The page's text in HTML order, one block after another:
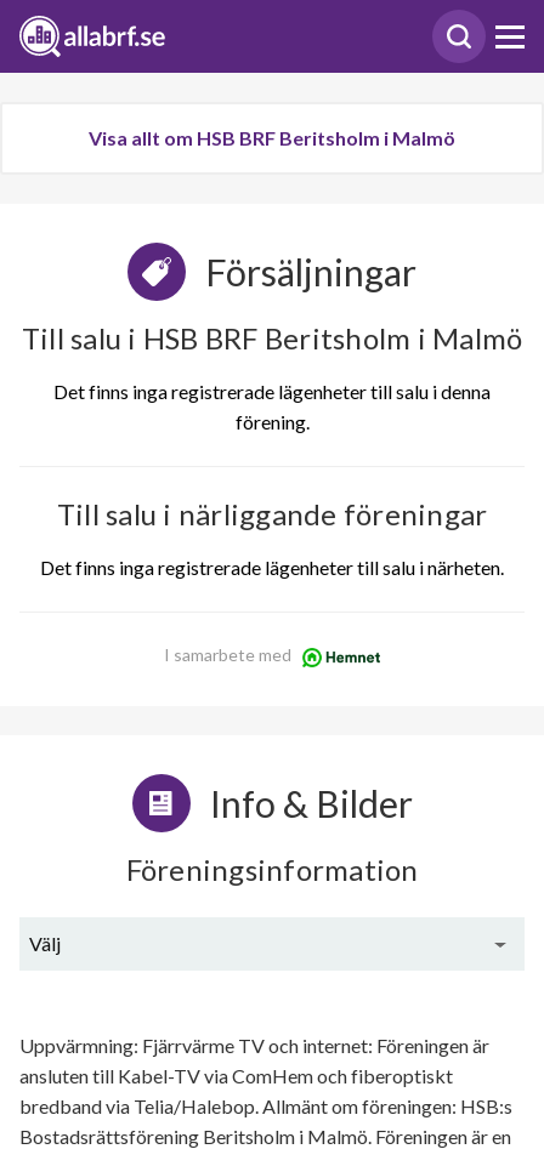
Visa allt om HSB BRF Beritsholm i Malmö
Försäljningar
Till salu i HSB BRF Beritsholm i Malmö
Det finns inga registrerade lägenheter till salu i denna
förening.
Till salu i närliggande föreningar
Det finns inga registrerade lägenheter till salu i närheten.
I samarbete med
Info & Bilder
Föreningsinformation
Välj
Uppvärmning: Fjärrvärme TV och internet: Föreningen är
ansluten till Kabel-TV via ComHem och fiberoptiskt
bredband via Telia/Halebop. Allmänt om föreningen: HSB:s
Bostadsrättsförening Beritsholm i Malmö. Föreningen är en